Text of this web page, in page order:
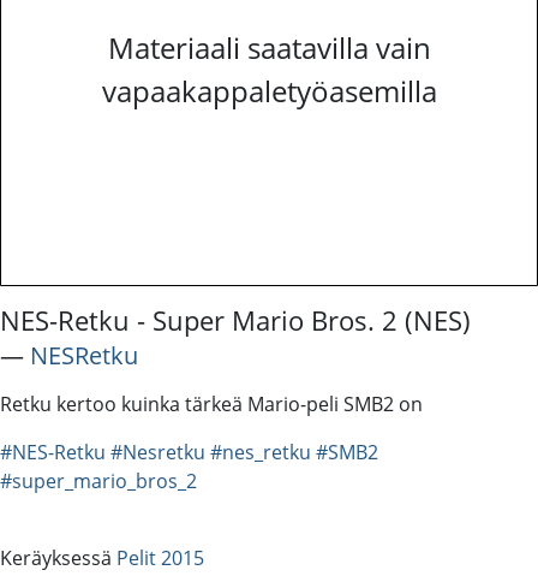
Materiaali saatavilla vain
vapaakappaletyöasemilla
NES-Retku - Super Mario Bros. 2 (NES)
― NESRetku
Retku kertoo kuinka tärkeä Mario-peli SMB2 on
#NES-Retku #Nesretku #nes_retku #SMB2
#super_mario_bros_2
Keräyksessä Pelit 2015